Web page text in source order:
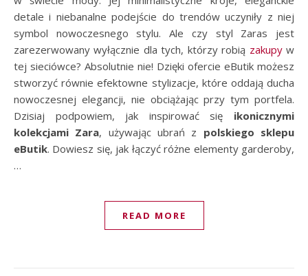
detale i niebanalne podejście do trendów uczyniły z niej
symbol nowoczesnego stylu. Ale czy styl Zaras jest
zarezerwowany wyłącznie dla tych, którzy robią zakupyw
tej sieciówce? Absolutnie nie! Dzięki ofercie eButik możesz
stworzyć równie efektowne stylizacje, które oddają ducha
nowoczesnej elegancji, nie obciążając przy tym portfela.
Dzisiaj podpowiem, jak inspirować się ikonicznymi
kolekcjami Zara, używając ubrań z polskiego sklepu
eButik. Dowiesz się, jak łączyć różne elementy garderoby,
…
READ MORE